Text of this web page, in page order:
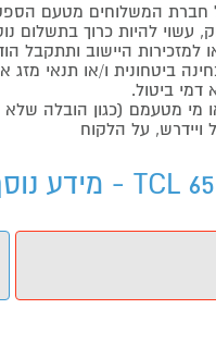
המשלוחים מטעם
עשוי להיות כרוך
או למזכירות היישוב
ביטחונית ו/או תנאי מזג
ביטול.
מטעמם (כגון הובלה
ויידרש, על הלקוח